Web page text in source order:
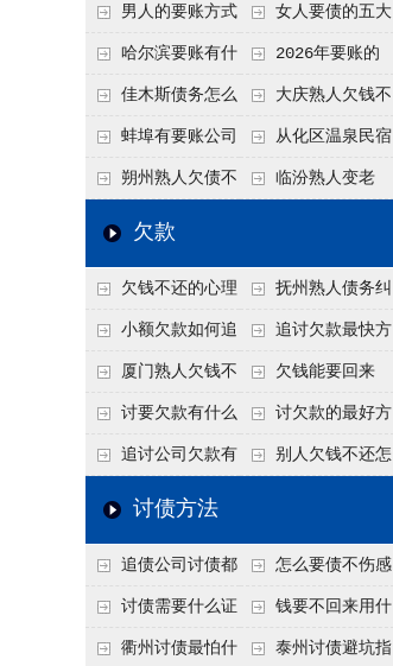
回！
男人的要账方式
是什么呢？
女人要债的五大
绝招,轻松搞定
哈尔滨要账有什
么合法手段？2026年
最新追账方式总结！
2026年要账的
七个小方法
佳木斯债务怎么
追回呢？2026年成功
要账就用这2招
大庆熟人欠钱不
还躲猫猫？2026年这
个“诉前调解”成功率
蚌埠有要账公司
吗？2026年这3个方
法比公司好使
从化区温泉民宿
老板借钱不还？2026
朔州熟人欠债不
还几年了，2026年用
死账变活
临汾熟人变老
打官司更好使
欠款
欠钱不还的心理
是什么？读懂欠款人
的心态催收事半功倍
抚州熟人债务纠
纷咋办？这一招好开
口
小额欠款如何追
讨
追讨欠款最快方
法是什么？
厦门熟人欠钱不
还？2026年合法秘
籍！
欠钱能要回来
吗？
讨要欠款有什么
好办法
讨欠款的最好方
法
追讨公司欠款有
哪些法律手段
别人欠钱不还怎
讨债方法
追债公司讨债都
有哪些手段
怎么要债不伤感
情？
讨债需要什么证
据
钱要不回来用什
么方法要回来
衢州讨债最怕什 泰州讨债避坑指